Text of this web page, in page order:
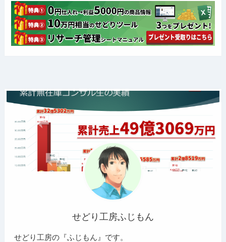
せどり工房ふじもん
せどり工房の『ふじもん』です。